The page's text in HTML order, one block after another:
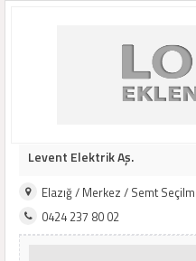
Levent Elektrik Aş.
Elazığ / Merkez / Semt
0424 237 80 02